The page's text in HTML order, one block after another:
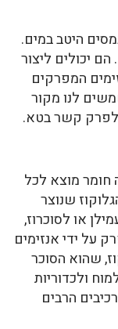
היטב במים.
יכולים ליצור
המפרקים
לנו מקור
לפרק קשר בטא.
חומר מוצא לכל
שנוצר
או לסוכרוז,
על ידי אנזימים
שהוא הסוכר
ולכדוריות
הרבים